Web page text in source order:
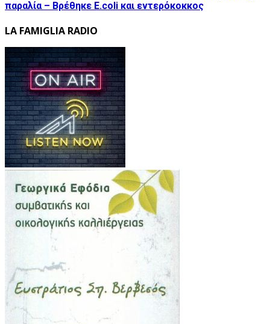
παραλία – Βρέθηκε E.coli και εντερόκοκκος
LA FAMIGLIA RADIO